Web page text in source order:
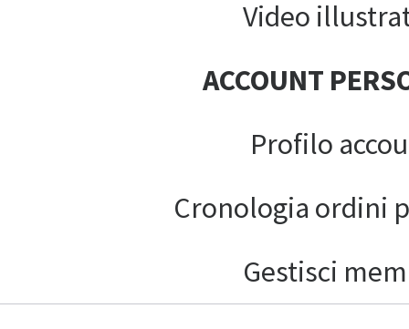
Video
ACCOUNT
Profilo
Cronologia ordini
Gestisci